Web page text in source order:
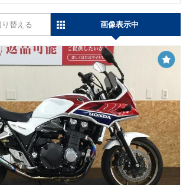
り替える 画像表示中